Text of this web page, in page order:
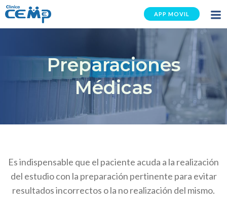
contenido
APP MOVIL
Preparaciones
Médicas
Es indispensable que el paciente acuda a la realización
del estudio con la preparación pertinente para evitar
resultados incorrectos o la no realización del mismo.